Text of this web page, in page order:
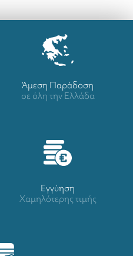
Άμεση Παράδοση
σε όλη την Ελλάδα
Eγγύηση
Χαμηλότερης τιμής